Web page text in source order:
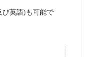
び英語)も可能で